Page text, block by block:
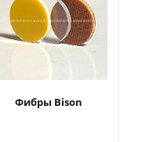
Фибры Bison